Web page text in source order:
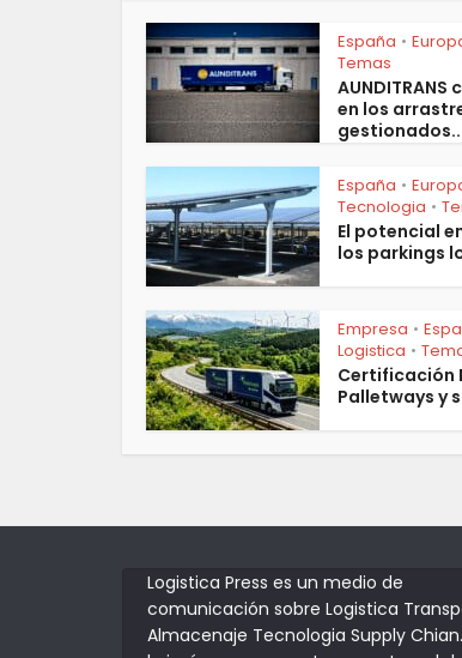
España •
Temas
AUNDITRANS
en los
España •
Tecnologia •
El potencial
los parkings
Empresa •
Logistica •
Certificación
Palletways y
Logistica Press es un medio de
comunicación sobre Logistica
Almacenaje Tecnologia Supply